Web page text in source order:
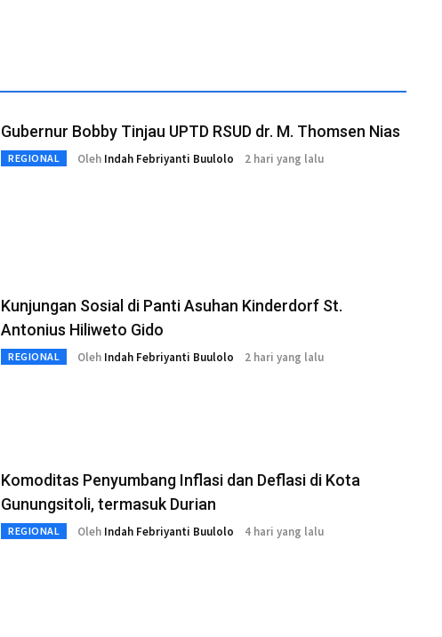
Gubernur Bobby Tinjau UPTD RSUD dr. M. Thomsen Nias
REGIONAL Oleh Indah Febriyanti Buulolo 2 hari yang lalu
Kunjungan Sosial di Panti Asuhan Kinderdorf St.
Antonius Hiliweto Gido
REGIONAL Oleh Indah Febriyanti Buulolo 2 hari yang lalu
Komoditas Penyumbang Inflasi dan Deflasi di Kota
Gunungsitoli, termasuk Durian
REGIONAL Oleh Indah Febriyanti Buulolo 4 hari yang lalu